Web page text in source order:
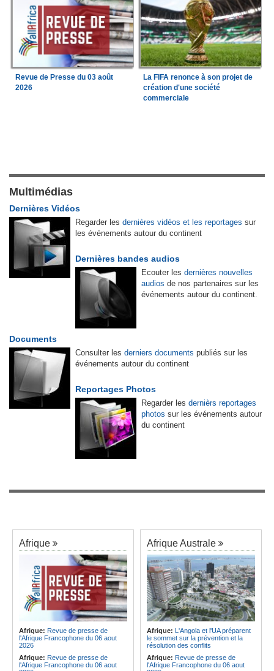
Revue de Presse du 03 août
2026
La FIFA renonce à son projet de
création d'une société
commerciale
Multimédias
Dernières Vidéos
Regarder les dernières vidéos et les reportages sur
les événements autour du continent
Dernières bandes audios
Ecouter les dernières nouvelles
audios de nos partenaires sur les
événements autour du continent.
Documents
Consulter les derniers documents publiés sur les
événements autour du continent
Reportages Photos
Regarder les dernièrs reportages
photos sur les événements autour
du continent
Afrique
Afrique: Revue de presse de
l'Afrique Francophone du 06 aout
2026
Afrique: Revue de presse de
l'Afrique Francophone du 06 aout
Afrique Australe
Afrique: L'Angola et l'UA préparent
le sommet sur la prévention et la
résolution des conflits
Afrique: Revue de presse de
l'Afrique Francophone du 06 aout